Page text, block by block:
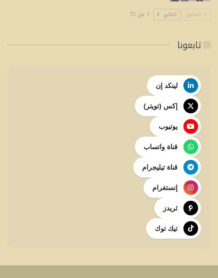
السابق التالي 1 من 72
تابعونا
لينكد إن
إكس (تويتر)
يوتيوب
قناة واتساب
قناة تيليجرام
إنستغرام
ثريدز
تيك توك